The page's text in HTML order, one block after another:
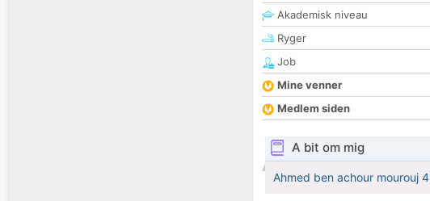
Akademisk niveau
Ryger
Job
Mine venner
Medlem siden
A bit om mig
Ahmed ben achour mourouj 4